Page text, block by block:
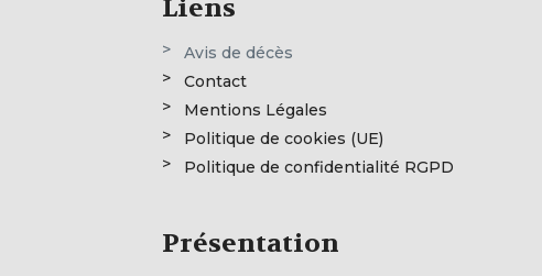
Liens
Avis de décès
Contact
Mentions Légales
Politique de cookies (UE)
Politique de confidentialité RGPD
Présentation